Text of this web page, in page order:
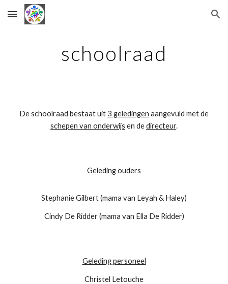
Skip to main content Skip to navigation
schoolraad
De schoolraad bestaat uit 3 geledingen aangevuld met de
schepen van onderwijs en dedirecteur.
Geleding ouders
Stephanie Gilbert (mama van Leyah & Haley)
Cindy De Ridder (mama van Ella De Ridder)
Geleding personeel
Christel Letouche